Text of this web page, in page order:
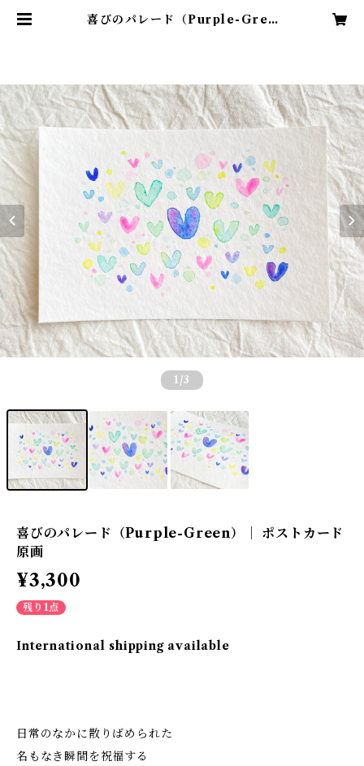
喜びのパレード（Purple-Gree
1 /3
喜びのパレード（Purple-Green）｜ ポストカード
原画
¥3,300
残り1点
International shipping available
日常のなかに散りばめられた
名もなき瞬間を祝福する